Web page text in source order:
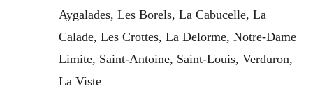
Aygalades, Les Borels, La Cabucelle, La
Calade, Les Crottes, La Delorme, Notre-Dame
Limite, Saint-Antoine, Saint-Louis, Verduron,
La Viste